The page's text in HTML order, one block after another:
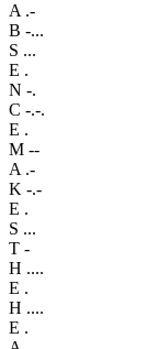
A .-
B -...
S ...
E .
N -.
C -.-.
E .
M --
A .-
K -.-
E .
S ...
T -
H ....
E .
H ....
E .